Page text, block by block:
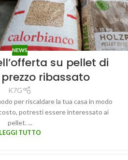
NEWS
su pellet di
ribassato
K7G
per riscaldare la tua casa in modo
potresti essere interessato ai
pellet. ...
LEGGI TUTTO